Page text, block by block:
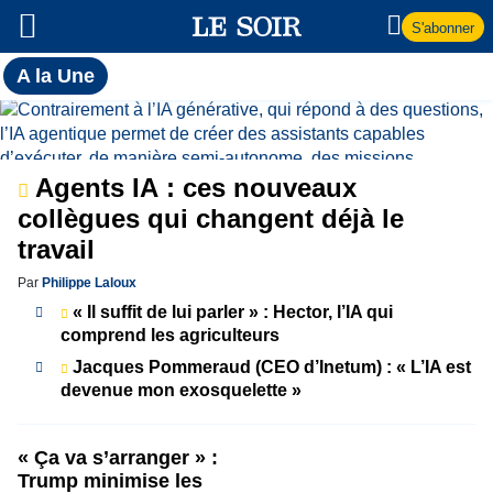
S'abonner
A la UneToutes
l'actualité
du Soir
A
la
Une
Agents IA : ces nouveaux
collègues qui changent déjà le
travail
Par Philippe Laloux
« Il suffit de lui parler » : Hector, l’IA qui
comprend les agriculteurs
Jacques Pommeraud (CEO d’Inetum) : « L’IA est
devenue mon exosquelette »
« Ça va s’arranger » :
Trump minimise les